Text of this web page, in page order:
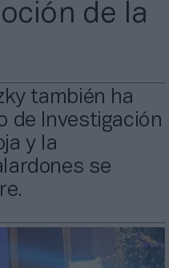
de la
también ha
de Investigación
y la
se